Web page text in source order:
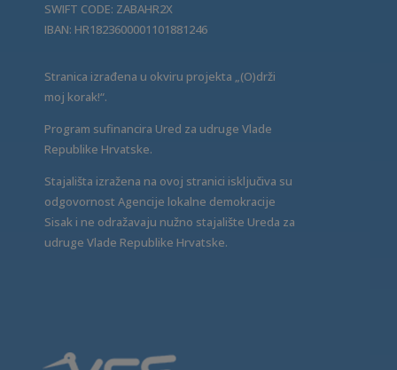
SWIFT CODE: ZABAHR2X
IBAN: HR1823600001101881246
Stranica izrađena u okviru projekta „(O)drži
moj korak!“.
Program sufinancira Ured za udruge Vlade
Republike Hrvatske.
Stajališta izražena na ovoj stranici isključiva su
odgovornost Agencije lokalne demokracije
Sisak i ne odražavaju nužno stajalište Ureda za
udruge Vlade Republike Hrvatske.